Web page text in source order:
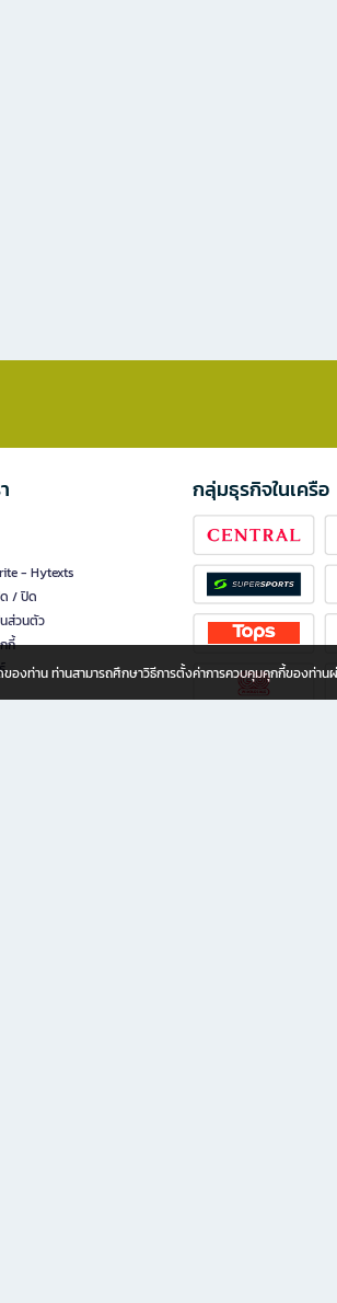
- Hytexts
ด / ปิด
ส่วนตัว
กี้
กลุ่มธุรกิจในเครือ
องท่าน ท่านสามารถศึกษาวิธีการตั้งค่าการควบคุมคุกกี้ของท่าน